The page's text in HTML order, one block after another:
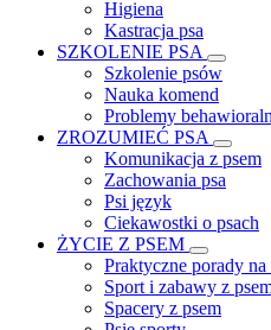
Higiena
Kastracja psa
SZKOLENIE PSA
Szkolenie psów
Nauka komend
Problemy
ZROZUMIEĆ PSA
Komunikacja z psem
Zachowania psa
Psi język
Ciekawostki o psach
ŻYCIE Z PSEM
Praktyczne porady na
Sport i zabawy z
Spacery z psem